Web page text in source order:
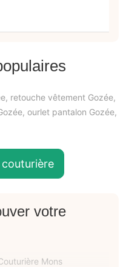
retouche vêtement Gozée,
ourlet pantalon Gozée,
votre
Mons